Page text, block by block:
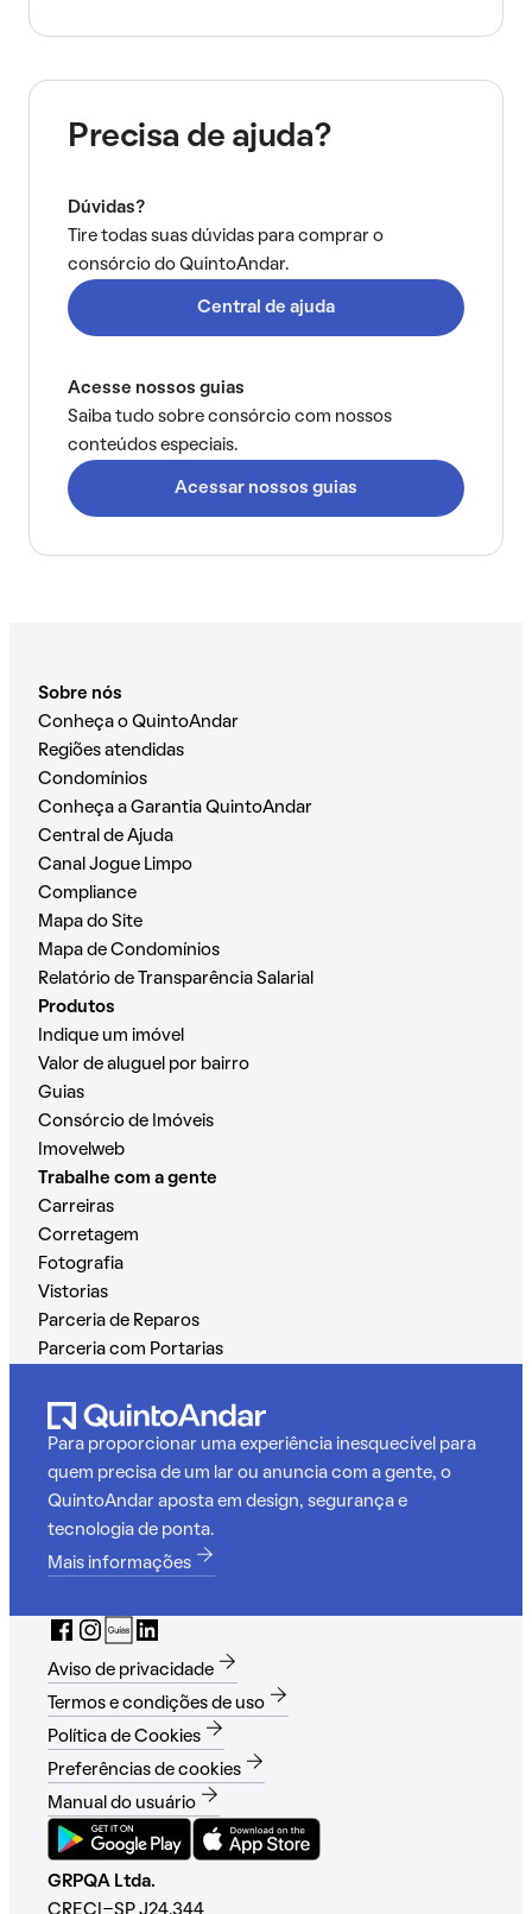
Precisa de ajuda?
Dúvidas?
Tire todas suas dúvidas para comprar o
consórcio do QuintoAndar.
Central de ajuda
Acesse nossos guias
Saiba tudo sobre consórcio com nossos
conteúdos especiais.
Acessar nossos guias
Sobre nós
Conheça o QuintoAndar
Regiões atendidas
Condomínios
Conheça a Garantia QuintoAndar
Central de Ajuda
Canal Jogue Limpo
Compliance
Mapa do Site
Mapa de Condomínios
Relatório de Transparência Salarial
Produtos
Indique um imóvel
Valor de aluguel por bairro
Guias
Consórcio de Imóveis
Imovelweb
Trabalhe com a gente
Carreiras
Corretagem
Fotografia
Vistorias
Parceria de Reparos
Parceria com Portarias
Para proporcionar uma experiência inesquecível para
quem precisa de um lar ou anuncia com a gente, o
QuintoAndar aposta em design, segurança e
tecnologia de ponta.
Mais informações
Aviso de privacidade
Termos e condições de uso
Política de Cookies
Preferências de cookies
Manual do usuário
GRPQA Ltda.